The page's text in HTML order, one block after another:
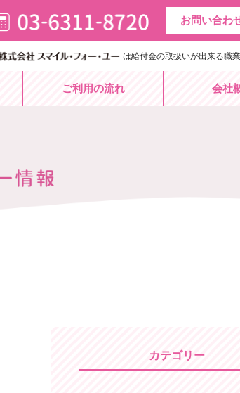
お問い合わ
は給付金の取扱いが出来る職
ご利用の流れ 会社
カテゴリー